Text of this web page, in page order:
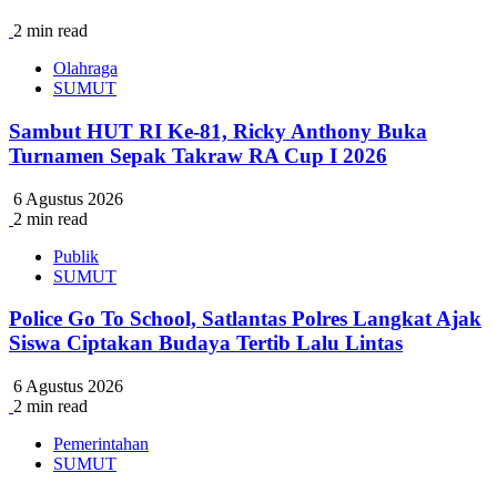
2 min read
Olahraga
SUMUT
Sambut HUT RI Ke-81, Ricky Anthony Buka
Turnamen Sepak Takraw RA Cup I 2026
6 Agustus 2026
2 min read
Publik
SUMUT
Police Go To School, Satlantas Polres Langkat Ajak
Siswa Ciptakan Budaya Tertib Lalu Lintas
6 Agustus 2026
2 min read
Pemerintahan
SUMUT